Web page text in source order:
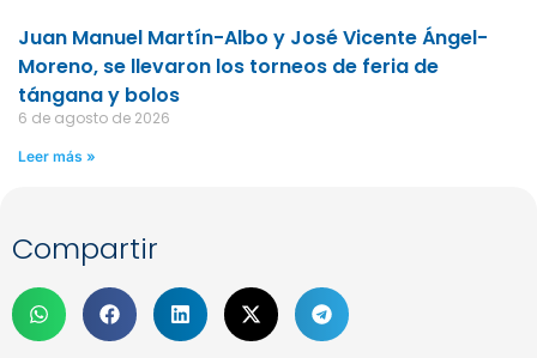
Juan Manuel Martín-Albo y José Vicente Ángel-
Moreno, se llevaron los torneos de feria de
tángana y bolos
6 de agosto de 2026
Leer más »
Compartir